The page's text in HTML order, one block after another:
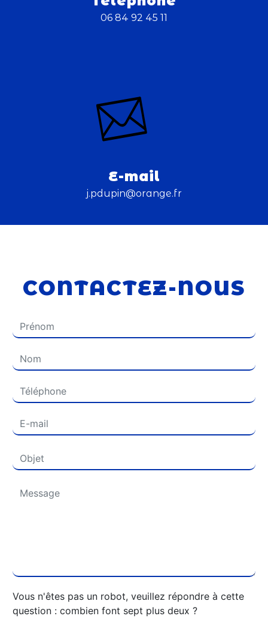
06 84 92 45 11
E-mail
j.pdupin@orange.fr
CONTACTEZ-NOUS
Vous n'êtes pas un robot, veuillez répondre à cette
question : combien font sept plus deux ?